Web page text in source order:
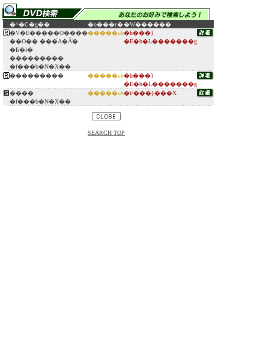
�^�C�g�� �o���ғ��W������
�V�E�����O����
��O�� ���́A�Ă̓�
�Ƃ�ł�
���������
�f���b�N�X��
�����ތb�h���}
�E�h�L�������g
��������� �����ތb�h���}
�E�h�L�������g
����
�f���b�N�X��
�����ތb�t/���}���X
SEARCH TOP